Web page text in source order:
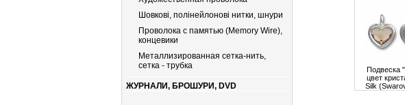
Шовкові, полінейлонові нитки, шнури
Проволока с памятью (Memory Wire),
концевики
Металлизированная сетка-нить,
сетка - трубка
ЖУРНАЛИ, БРОШУРИ, DVD
Подвеска
цвет
Silk